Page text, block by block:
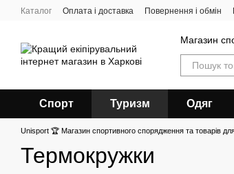
Перейти до основного контенту
Каталог Оплата і доставка Повернення і обмін
Магазин
Спорт Туризм Одяг
Unisport 🏆 Магазин спортивного спорядження та товарів
Термокружки